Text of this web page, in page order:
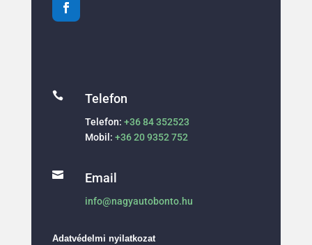
 Telefon
Telefon: +36 84 352523
Mobil: +36 20 9352 752
 Email
info@nagyautobonto.hu
Adatvédelmi nyilatkozat